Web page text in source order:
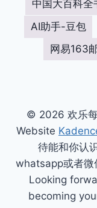
中国大百科全
AI助手-豆包
网易163
© 2026 欢乐
Website
待能和你认
whatsapp或者微
Looking
becoming